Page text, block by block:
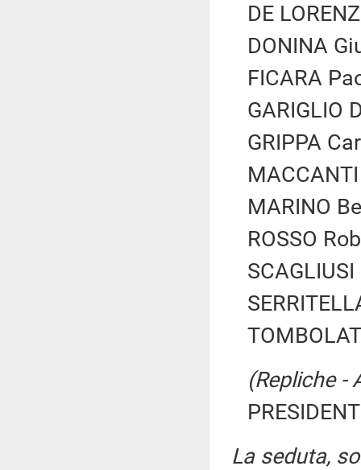
DE
DONINA
FICARA
GARIGLIO
GRIPPA
MARINO
ROSSO
(Repliche -
La seduta,